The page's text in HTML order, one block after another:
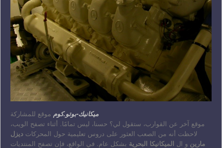
ميكانيك-بوتو.كوم موقع للمشاركة
موقع آخر عن القوارب، ستقول لي؟ حسنا، ليس تمامًا. أثناء تصفح الويب،
لاحظت أنه من الصعب العثور على دروس تعليمية حول المحركات ديزل
مارين و ال الميكانيكا البحرية بشكل عام. في الواقع، فإن تصفح المنتديات